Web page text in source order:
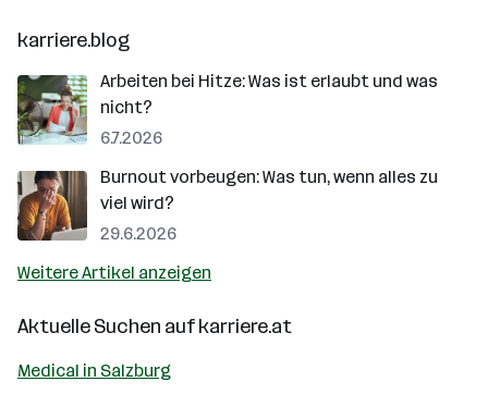
karriere.blog
Arbeiten bei Hitze: Was ist erlaubt und was
nicht?
6.7.2026
Burnout vorbeugen: Was tun, wenn alles zu
viel wird?
29.6.2026
Weitere Artikel anzeigen
Aktuelle Suchen aufkarriere.at
Medical in Salzburg